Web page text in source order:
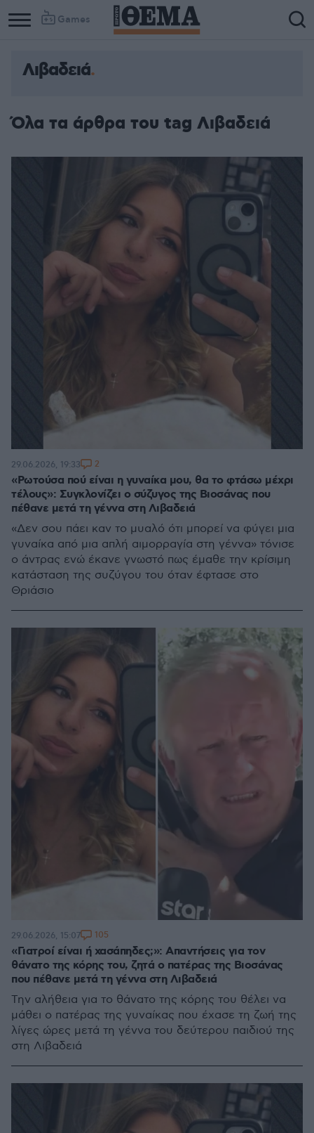
Games
Λιβαδειά
Όλα τα άρθρα του tag Λιβαδειά
«Ρωτούσα πού είναι η γυναίκα μου, θα το φτάσω μέχρι
τέλους»: Συγκλονίζει ο σύζυγος της Βιοσάνας που
πέθανε μετά τη γέννα στη Λιβαδειά
«Δεν σου πάει καν το μυαλό ότι μπορεί να φύγει μια
γυναίκα από μια απλή αιμορραγία στη γέννα» τόνισε
ο άντρας ενώ έκανε γνωστό πως έμαθε την κρίσιμη
κατάσταση της συζύγου του όταν έφτασε στο
Θριάσιο
29.06.2026, 19:33 2
«Γιατροί είναι ή χασάπηδες;»: Απαντήσεις για τον
θάνατο της κόρης του, ζητά ο πατέρας της Βιοσάνας
που πέθανε μετά τη γέννα στη Λιβαδειά
Την αλήθεια για το θάνατο της κόρης του θέλει να
μάθει ο πατέρας της γυναίκας που έχασε τη ζωή της
λίγες ώρες μετά τη γέννα του δεύτερου παιδιού της
στη Λιβαδειά
29.06.2026, 15:07 105